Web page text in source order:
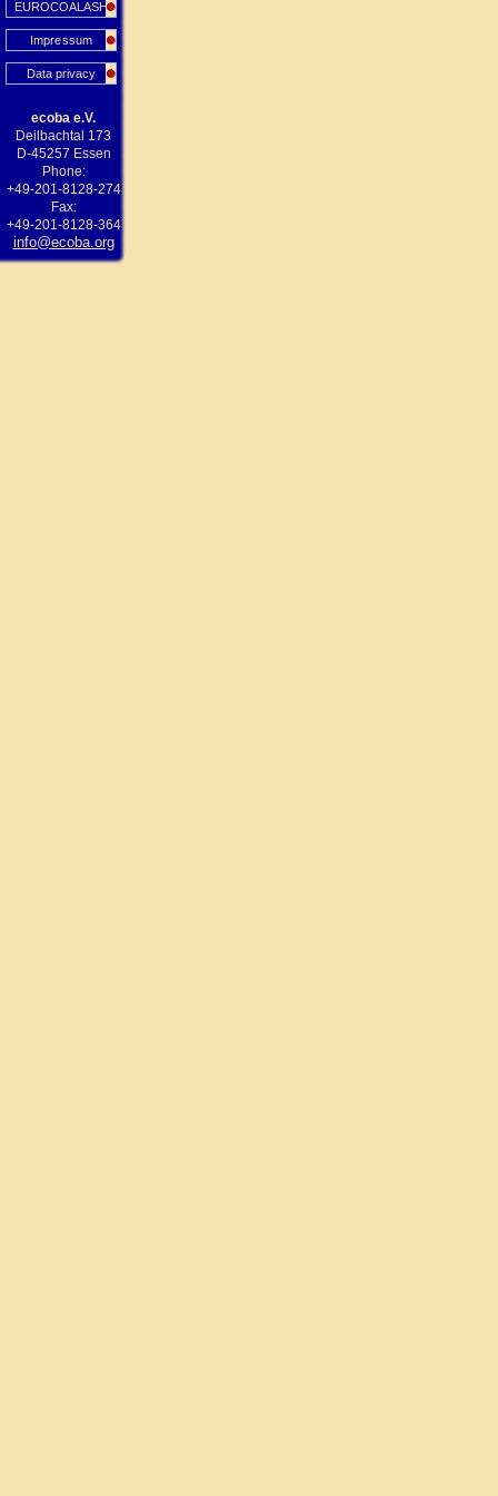
EUROCOALASH
Impressum
Data privacy
ecoba e.V.
Deilbachtal 173
D-45257 Essen
Phone:
+49-201-8128-274
Fax:
+49-201-8128-364
info@ecoba.org